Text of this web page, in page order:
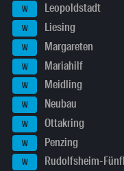
W Leopoldstadt
W Liesing
W Margareten
W Mariahilf
W Meidling
W Neubau
W Ottakring
W Penzing
W Rudolfsheim-